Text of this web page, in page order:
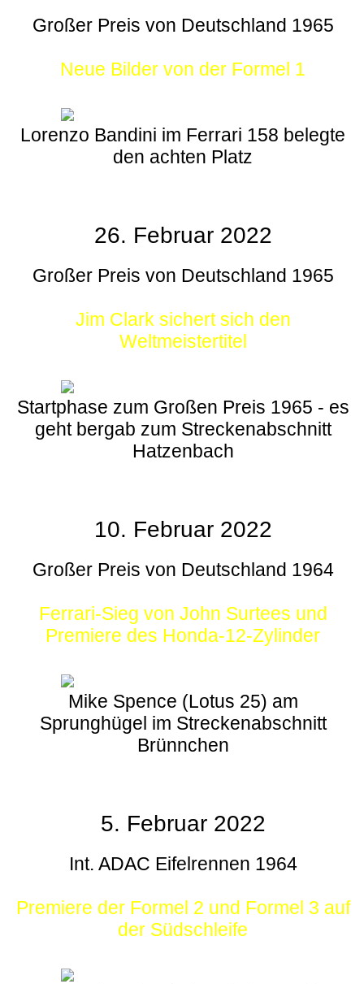
Großer Preis von Deutschland 1965
Neue Bilder von der Formel 1
Lorenzo Bandini im Ferrari 158 belegte
den achten Platz
26. Februar 2022
Großer Preis von Deutschland 1965
Jim Clark sichert sich den
Weltmeistertitel
Startphase zum Großen Preis 1965 - es
geht bergab zum Streckenabschnitt
Hatzenbach
10. Februar 2022
Großer Preis von Deutschland 1964
Ferrari-Sieg von John Surtees und
Premiere des Honda-12-Zylinder
Mike Spence (Lotus 25) am
Sprunghügel im Streckenabschnitt
Brünnchen
5. Februar 2022
Int. ADAC Eifelrennen 1964
Premiere der Formel 2 und Formel 3 auf
der Südschleife